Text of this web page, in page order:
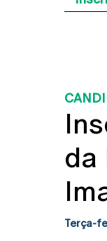
da
Terça-